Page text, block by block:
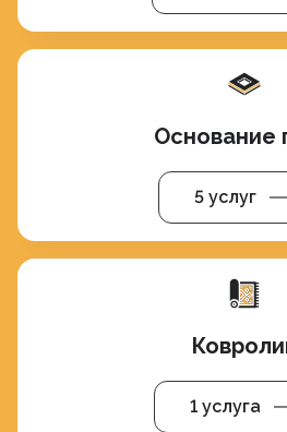
Основание
5 услуг
1 услуга